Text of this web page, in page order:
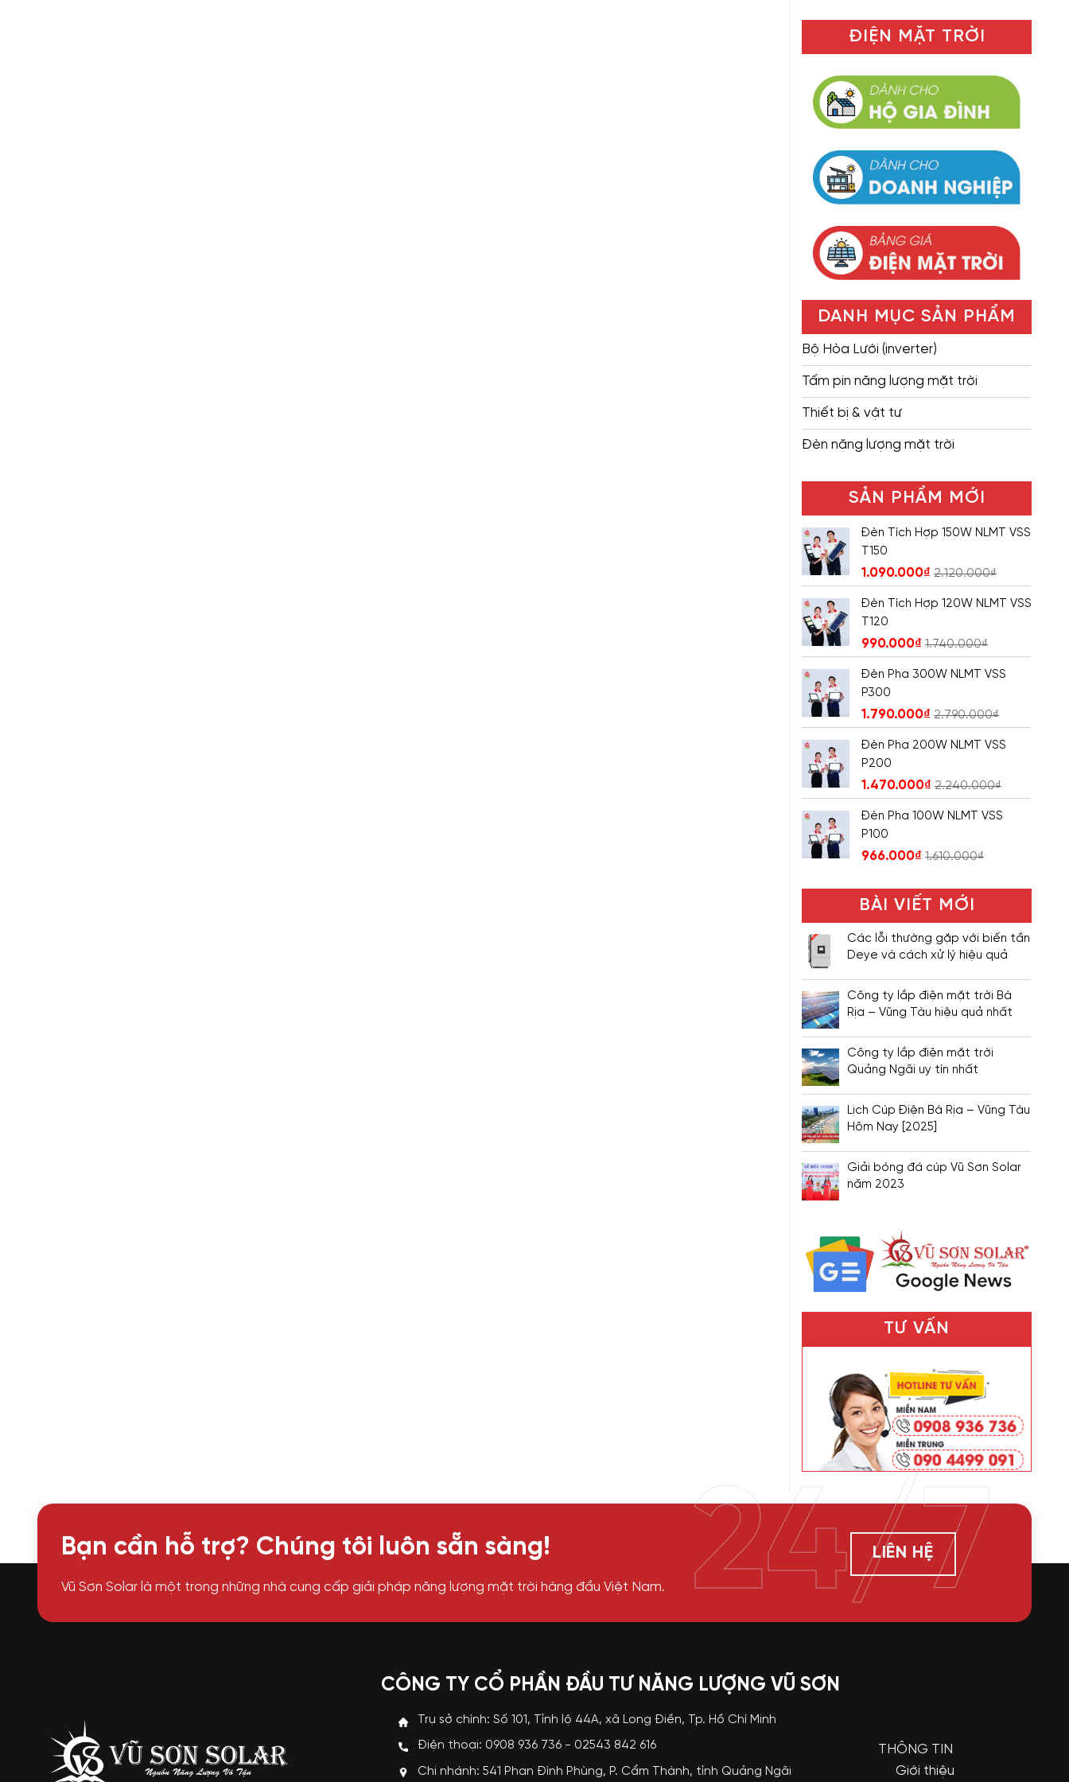
ĐIỆN MẶT TRỜI
DANH MỤC SẢN PHẨM
Bộ Hòa Lưới (inverter)
Tấm pin năng lượng mặt trời
Thiết bị & vật tư
Đèn năng lượng mặt trời
SẢN PHẨM MỚI
Đèn Tích Hợp 150W NLMT VSS
T150
1.090.000₫ 2.120.000₫
Đèn Tích Hợp 120W NLMT VSS
T120
990.000₫ 1.740.000₫
Đèn Pha 300W NLMT VSS
P300
1.790.000₫ 2.790.000₫
Đèn Pha 200W NLMT VSS
P200
1.470.000₫ 2.240.000₫
Đèn Pha 100W NLMT VSS
P100
966.000₫ 1.610.000₫
BÀI VIẾT MỚI
Các lỗi thường gặp với biến tần
Deye và cách xử lý hiệu quả
Công ty lắp điện mặt trời Bà
Rịa – Vũng Tàu hiệu quả nhất
Công ty lắp điện mặt trời
Quảng Ngãi uy tín nhất
Lịch Cúp Điện Bà Rịa – Vũng Tàu
Hôm Nay [2025]
Giải bóng đá cúp Vũ Sơn Solar
năm 2023
TƯ VẤN
Bạn cần hỗ trợ? Chúng tôi luôn sẵn sàng!
Vũ Sơn Solar là một trong những nhà cung cấp giải pháp năng lượng mặt trời hàng đầu Việt Nam.
LIÊN HỆ
24/7
CÔNG TY CỔ PHẦN ĐẦU TƯ NĂNG LƯỢNG VŨ SƠN
Trụ sở chính: Số 101, Tỉnh lộ 44A, xã Long Điền, Tp. Hồ Chí Minh
Điện thoại: 0908 936 736 - 02543 842 616
Chi nhánh: 541 Phan Đình Phùng, P. Cẩm Thành, tỉnh Quảng Ngãi
THÔNG TIN
Giới thiệu